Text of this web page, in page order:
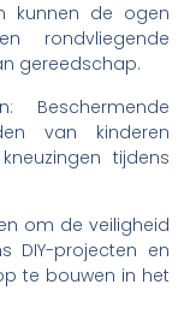
kunnen de ogen
rondvliegende
gereedschap.
Beschermende
van kinderen
tijdens
om de veiligheid
DIY-projecten en
te bouwen in het